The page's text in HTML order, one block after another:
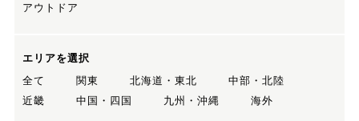
アウトドア
エリアを選択
全て
関東 北海道・東北
中部・北陸
近畿
中国・四国 九州・沖縄 海外